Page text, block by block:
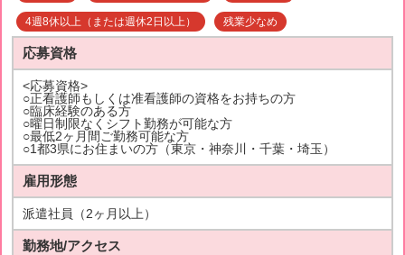
4週8休以上（または週休2日以上） 残業少なめ
応募資格
<応募資格>
○正看護師もしくは准看護師の資格をお持ちの方
○臨床経験のある方
○曜日制限なくシフト勤務が可能な方
○最低2ヶ月間ご勤務可能な方
○1都3県にお住まいの方（東京・神奈川・千葉・埼玉）
雇用形態
派遣社員（2ヶ月以上）
勤務地/アクセス